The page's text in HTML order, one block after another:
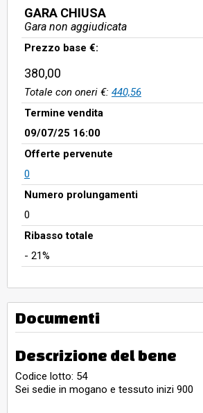
GARA CHIUSA
Gara non aggiudicata
Prezzo base €:
380,00
Totale con oneri €: 440,56
Termine vendita
09/07/25 16:00
Offerte pervenute
0
Numero prolungamenti
0
Ribasso totale
- 21%
Documenti
Descrizione del bene
Codice lotto: 54
Sei sedie in mogano e tessuto inizi 900